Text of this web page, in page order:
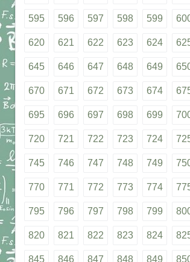
595 596 597 598 599
620 621 622 623 624
645 646 647 648 649
670 671 672 673 674
695 696 697 698 699
720 721 722 723 724
745 746 747 748 749
770 771 772 773 774
795 796 797 798 799
820 821 822 823 824
845 846 847 848 849